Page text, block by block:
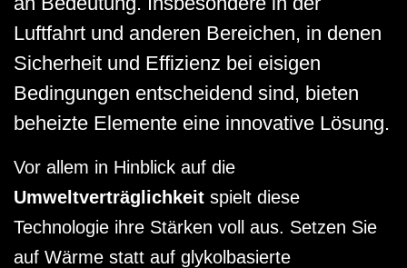
Luftfahrt und anderen Bereichen, in denen
Sicherheit und Effizienz bei eisigen
Bedingungen entscheidend sind, bieten
beheizte Elemente eine innovative Lösung.
Vor allem in Hinblick auf die
Umweltverträglichkeit spielt diese
Technologie ihre Stärken voll aus. Setzen Sie
auf Wärme statt auf glykolbasierte